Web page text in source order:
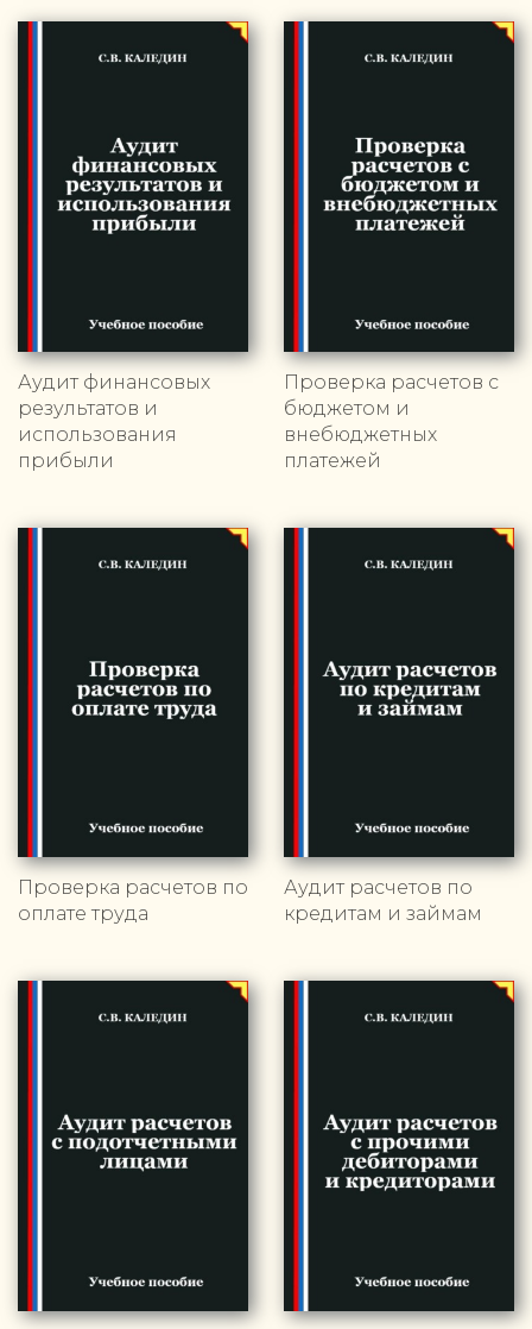
Аудит финансовых
результатов и
использования
прибыли
Проверка расчетов с
бюджетом и
внебюджетных
платежей
Проверка расчетов по
оплате труда
Аудит расчетов по
кредитам и займам